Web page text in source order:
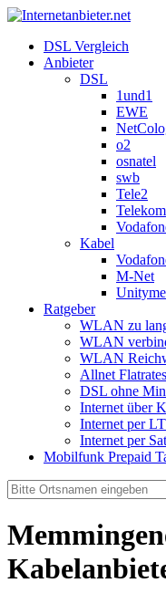
DSL Vergleich
Anbieter
DSL
1und1
EWE
o2
osnatel
swb
Tele2
Telekom
Kabel
M-Net
Ratgeber
WLAN zu
WLAN
WLAN
Allnet Flatrates
DSL ohne
Internet über
Internet per
Internet per
Mobilfunk Prepaid